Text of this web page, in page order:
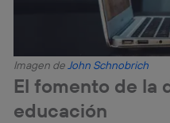
Imagen deJohn Schnobrich
El fomento de la
educación